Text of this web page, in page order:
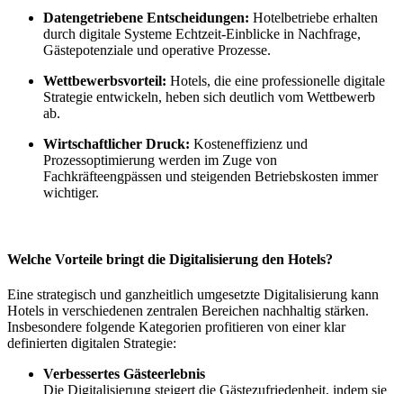
Datengetriebene Entscheidungen: Hotelbetriebe erhalten
durch digitale Systeme Echtzeit-Einblicke in Nachfrage,
Gästepotenziale und operative Prozesse.
Wettbewerbsvorteil: Hotels, die eine professionelle digitale
Strategie entwickeln, heben sich deutlich vom Wettbewerb
ab.
Wirtschaftlicher Druck: Kosteneffizienz und
Prozessoptimierung werden im Zuge von
Fachkräfteengpässen und steigenden Betriebskosten immer
wichtiger.
Welche Vorteile bringt die Digitalisierung den Hotels?
Eine strategisch und ganzheitlich umgesetzte Digitalisierung kann
Hotels in verschiedenen zentralen Bereichen nachhaltig stärken.
Insbesondere folgende Kategorien profitieren von einer klar
definierten digitalen Strategie:
Verbessertes Gästeerlebnis
Die Digitalisierung steigert die Gästezufriedenheit, indem sie